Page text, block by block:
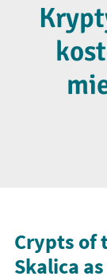
Crypts of
Skalica